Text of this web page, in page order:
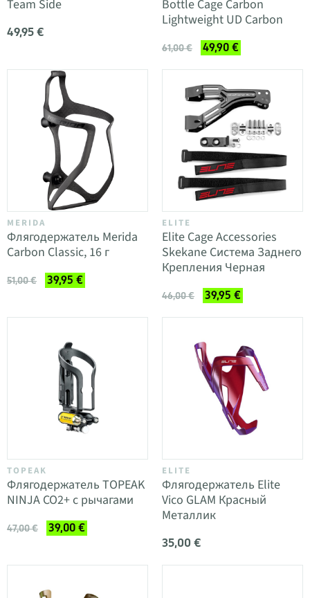
Team Side
49,95 €
Bottle Cage Carbon
Lightweight UD Carbon
61,00 € 49,90 €
MERIDA
Флягодержатель Merida
Carbon Classic, 16 г
51,00 € 39,95 €
ELITE
Elite Cage Accessories
Skekane Система Заднего
Крепления Черная
46,00 € 39,95 €
TOPEAK
Флягодержатель TOPEAK
NINJA CO2+ с рычагами
47,00 € 39,00 €
ELITE
Флягодержатель Elite
Vico GLAM Красный
Металлик
35,00 €